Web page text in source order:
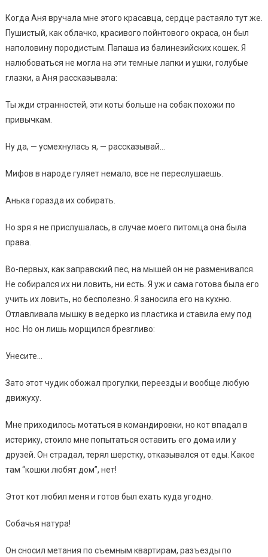
Когда Аня вручала мне этого красавца, сердце растаяло тут же.
Пушистый, как облачко, красивого пойнтового окраса, он был
наполовину породистым. Папаша из балинезийских кошек. Я
налюбоваться не могла на эти темные лапки и ушки, голубые
глазки, а Аня рассказывала:
Ты жди странностей, эти коты больше на собак похожи по
привычкам.
Ну да, — усмехнулась я, — рассказывай…
Мифов в народе гуляет немало, все не переслушаешь.
Анька горазда их собирать.
Но зря я не прислушалась, в случае моего питомца она была
права.
Во-первых, как заправский пес, на мышей он не разменивался.
Не собирался их ни ловить, ни есть. Я уж и сама готова была его
учить их ловить, но бесполезно. Я заносила его на кухню.
Отлавливала мышку в ведерко из пластика и ставила ему под
нос. Но он лишь морщился брезгливо:
Унесите…
Зато этот чудик обожал прогулки, переезды и вообще любую
движуху.
Мне приходилось мотаться в командировки, но кот впадал в
истерику, стоило мне попытаться оставить его дома или у
друзей. Он страдал, терял шерстку, отказывался от еды. Какое
там “кошки любят дом”, нет!
Этот кот любил меня и готов был ехать куда угодно.
Собачья натура!
Он сносил метания по съемным квартирам, разъезды по